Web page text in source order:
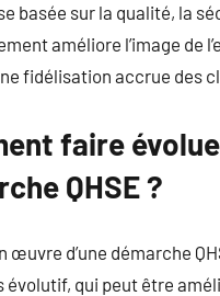
basée sur la qualité, la
améliore l’image de
fidélisation accrue des
faire
QHSE ?
œuvre d’une démarche
évolutif, qui peut être